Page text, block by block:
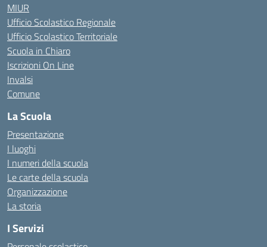
MIUR
Ufficio Scolastico Regionale
Ufficio Scolastico Territoriale
Scuola in Chiaro
Iscrizioni On Line
Invalsi
Comune
La Scuola
Presentazione
I luoghi
I numeri della scuola
Le carte della scuola
Organizzazione
La storia
I Servizi